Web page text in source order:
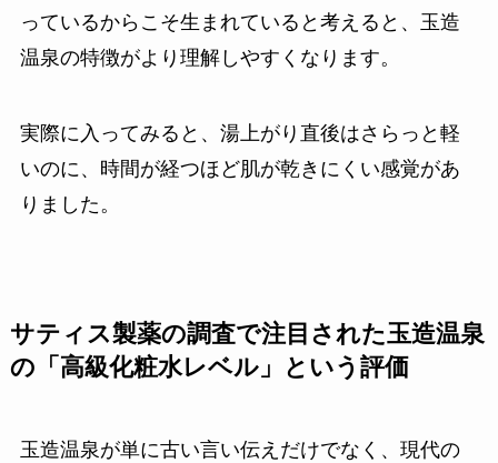
っているからこそ生まれていると考えると、玉造
温泉の特徴がより理解しやすくなります。
実際に入ってみると、湯上がり直後はさらっと軽
いのに、時間が経つほど肌が乾きにくい感覚があ
りました。
サティス製薬の調査で注目された玉造温泉
の「高級化粧水レベル」という評価
玉造温泉が単に古い言い伝えだけでなく、現代の